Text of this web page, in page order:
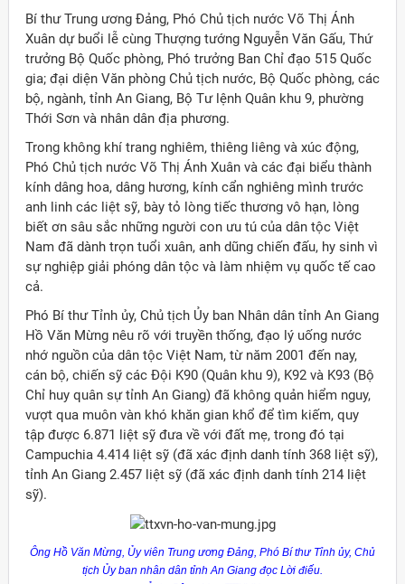
Việt Nam ở nước ngoài
Bí thư Trung ương Đảng, Phó Chủ tịch nước Võ Thị Ánh
Xuân dự buổi lễ cùng Thượng tướng Nguyễn Văn Gấu, Thứ
trưởng Bộ Quốc phòng, Phó trưởng Ban Chỉ đạo 515 Quốc
gia; đại diện Văn phòng Chủ tịch nước, Bộ Quốc phòng, các
bộ, ngành, tỉnh An Giang, Bộ Tư lệnh Quân khu 9, phường
Thới Sơn và nhân dân địa phương.
Trong không khí trang nghiêm, thiêng liêng và xúc động,
Phó Chủ tịch nước Võ Thị Ánh Xuân và các đại biểu thành
kính dâng hoa, dâng hương, kính cẩn nghiêng mình trước
anh linh các liệt sỹ, bày tỏ lòng tiếc thương vô hạn, lòng
biết ơn sâu sắc những người con ưu tú của dân tộc Việt
Nam đã dành trọn tuổi xuân, anh dũng chiến đấu, hy sinh vì
sự nghiệp giải phóng dân tộc và làm nhiệm vụ quốc tế cao
cả.
Phó Bí thư Tỉnh ủy, Chủ tịch Ủy ban Nhân dân tỉnh An Giang
Hồ Văn Mừng nêu rõ với truyền thống, đạo lý uống nước
nhớ nguồn của dân tộc Việt Nam, từ năm 2001 đến nay,
cán bộ, chiến sỹ các Đội K90 (Quân khu 9), K92 và K93 (Bộ
Chỉ huy quân sự tỉnh An Giang) đã không quản hiểm nguy,
vượt qua muôn vàn khó khăn gian khổ để tìm kiếm, quy
tập được 6.871 liệt sỹ đưa về với đất mẹ, trong đó tại
Campuchia 4.414 liệt sỹ (đã xác định danh tính 368 liệt sỹ),
tỉnh An Giang 2.457 liệt sỹ (đã xác định danh tính 214 liệt
sỹ).
Ông Hồ Văn Mừng, Ủyviên Trung ương Đảng, Phó Bí thư Tỉnh ủy, Chủ
tịch Ủyban nhân dân tỉnh An Giang đọc Lời điếu.